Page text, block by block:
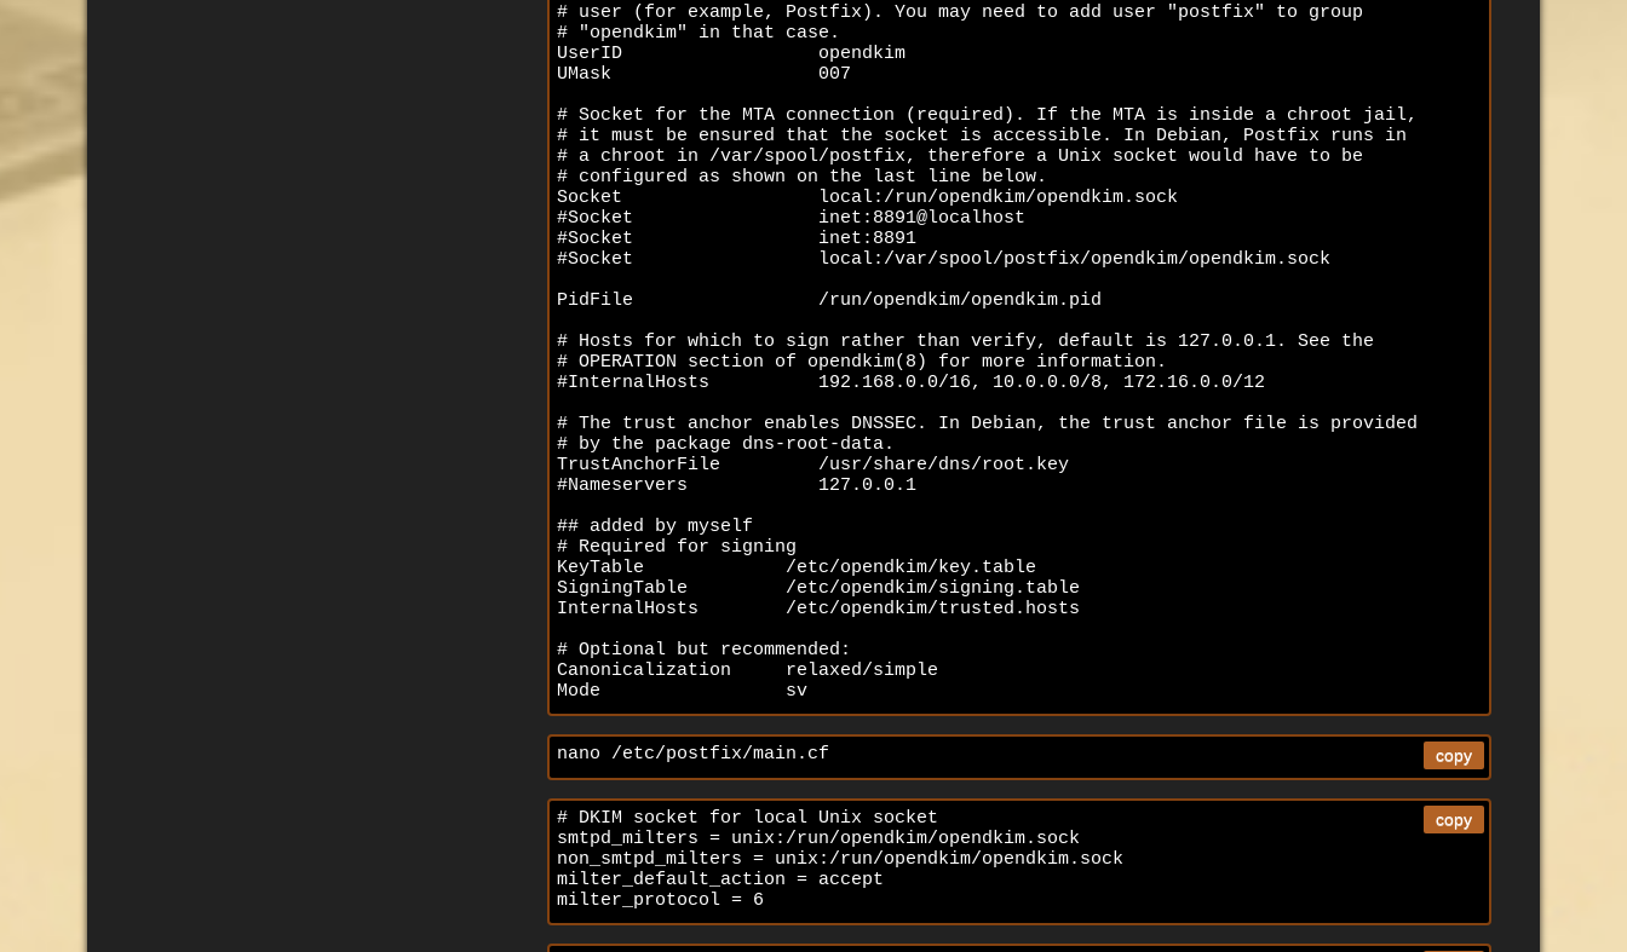
# user (for example, Postfix). You may need to add user "postfix" to group
# "opendkim" in that case.
UserID                  opendkim
UMask                   007
# Socket for the MTA connection (required). If the MTA is inside a chroot jail,
# it must be ensured that the socket is accessible. In Debian, Postfix runs in
# a chroot in /var/spool/postfix, therefore a Unix socket would have to be
# configured as shown on the last line below.
Socket                  local:/run/opendkim/opendkim.sock
#Socket                 inet:8891@localhost
#Socket                 inet:8891
#Socket                 local:/var/spool/postfix/opendkim/opendkim.sock
PidFile                 /run/opendkim/opendkim.pid
# Hosts for which to sign rather than verify, default is 127.0.0.1. See the
# OPERATION section of opendkim(8) for more information.
#InternalHosts          192.168.0.0/16, 10.0.0.0/8, 172.16.0.0/12
# The trust anchor enables DNSSEC. In Debian, the trust anchor file is provided
# by the package dns-root-data.
TrustAnchorFile         /usr/share/dns/root.key
#Nameservers            127.0.0.1
## added by myself
# Required for signing
KeyTable             /etc/opendkim/key.table
SigningTable         /etc/opendkim/signing.table
InternalHosts        /etc/opendkim/trusted.hosts
# Optional but recommended:
Canonicalization     relaxed/simple
Mode                 sv
copy
nano /etc/postfix/main.cf
copy
# DKIM socket for local Unix socket
smtpd_milters = unix:/run/opendkim/opendkim.sock
non_smtpd_milters = unix:/run/opendkim/opendkim.sock
milter_default_action = accept
milter_protocol = 6